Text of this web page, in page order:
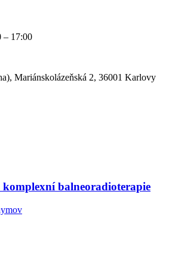
– 17:00
Mariánskolázeňská 2, 36001 Karlovy
komplexní balneoradioterapie